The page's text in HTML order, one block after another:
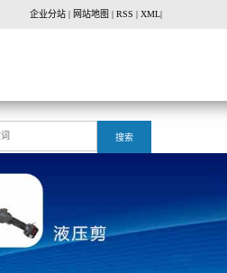
企业分站 | 网站地图 | RSS | XML|